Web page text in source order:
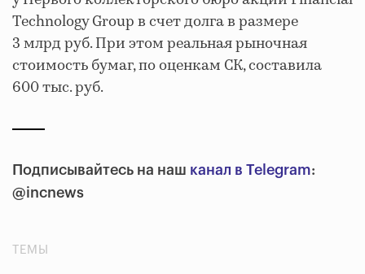
Technology Group в счет долга в размере
3 млрд руб. При этом реальная рыночная
стоимость бумаг, по оценкам СК, составила
600 тыс. руб.
Подписывайтесь на наш канал в Telegram:
@incnews
ТЕМЫ